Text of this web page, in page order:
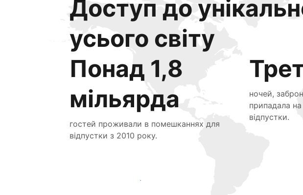
Доступ до
усього світу
Понад 1,8
мільярда
гостей проживали в помешканнях для
відпустки з 2010 року.
ночей,
припадала
відпустки.
Привабити нових гостей вже сьогодні